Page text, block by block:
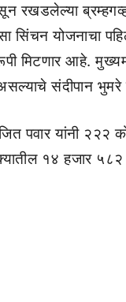
रखडलेल्या
सिंचन योजनाचा
मिटणार आहे.
संदीपान भुमरे
पवार यांनी २२२
१४ हजार ५८२